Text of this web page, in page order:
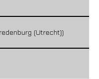
(Utrecht))